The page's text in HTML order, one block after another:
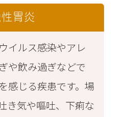
胃炎
イルス感染やアレ
や飲み過ぎなどで
感じる疾患です。場
き気や嘔吐、下痢な